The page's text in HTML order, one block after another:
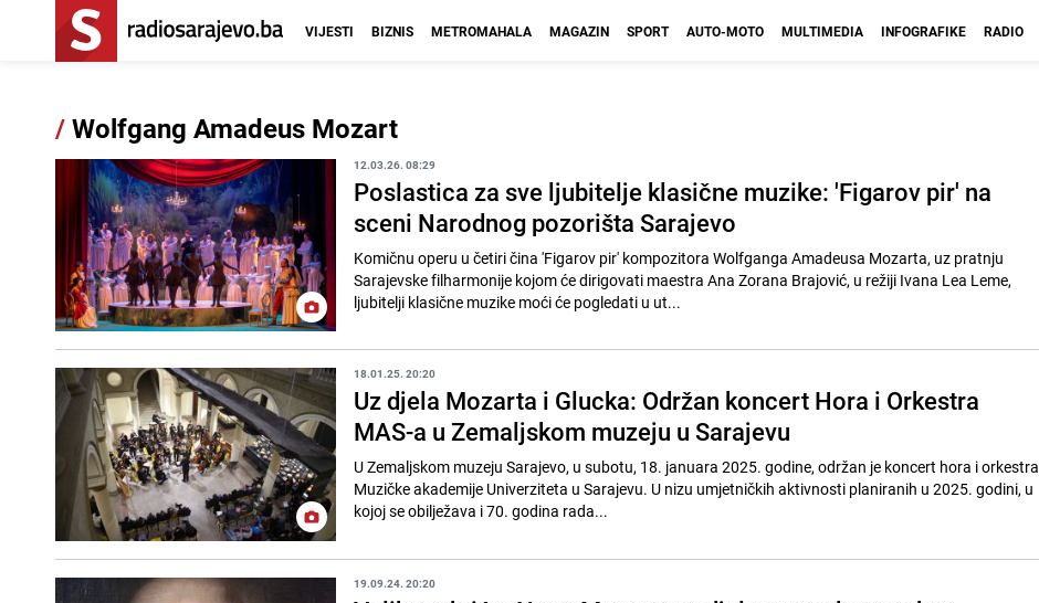
VIJESTI BIZNIS METROMAHALA MAGAZIN SPORT AUTO-MOTO MULTIMEDIA INFOGRAFIKE RADIO
/Wolfgang Amadeus Mozart
12.03.26. 08:29
Poslastica za sve ljubitelje klasične muzike: 'Figarov pir' na
sceni Narodnog pozorišta Sarajevo
Komičnu operu u četiri čina 'Figarov pir' kompozitora Wolfganga Amadeusa Mozarta, uz pratnju
Sarajevske filharmonije kojom će dirigovati maestra Ana Zorana Brajović, u režiji Ivana Lea Leme,
ljubitelji klasične muzike moći će pogledati u ut...
18.01.25. 20:20
Uz djela Mozarta i Glucka: Održan koncert Hora i Orkestra
MAS-a u Zemaljskom muzeju u Sarajevu
U Zemaljskom muzeju Sarajevo, u subotu, 18. januara 2025. godine, održan je koncert hora i orkestra
Muzičke akademije Univerziteta u Sarajevu. U nizu umjetničkih aktivnosti planiranih u 2025. godini, u
kojoj se obilježava i 70. godina rada...
19.09.24. 20:20